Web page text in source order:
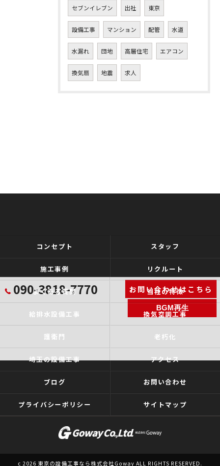
セブンイレブン 出社 東京
設備工事 マンション 配管 水道
水漏れ 団地 高層住宅 エアコン
換気扇 地震 求人
090-3818-7770 お問い合わせはこちら
BGM再生
コンセプト スタッフ
施工事例 リクルート
よくある質問 当社の特徴
給排水設備工事 換気空調工事
護衛門 老朽化
埼玉の設備工事 アクセス
ブログ お問い合わせ
プライバシーポリシー サイトマップ
c 2026 東京の設備工事なら株式会社Goway ALL RIGHTS RESERVED.